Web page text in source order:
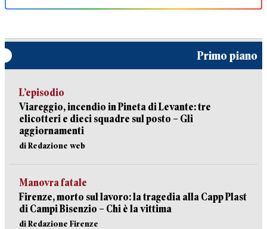
Primo piano
L’episodio
Viareggio, incendio in Pineta di Levante: tre
elicotteri e dieci squadre sul posto – Gli
aggiornamenti
di Redazione web
Manovra fatale
Firenze, morto sul lavoro: la tragedia alla Capp Plast
di Campi Bisenzio – Chi è la vittima
di Redazione Firenze